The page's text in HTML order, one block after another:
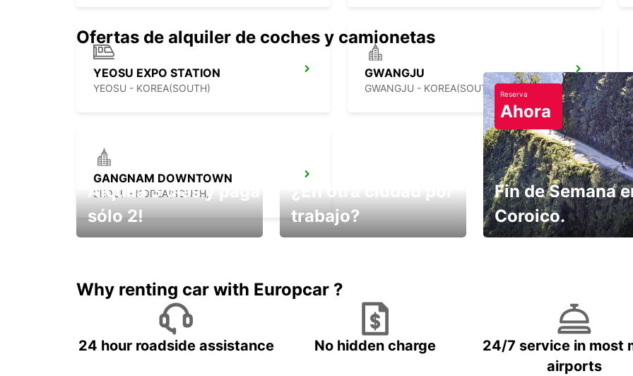
YEOSU EXPO STATION
YEOSU - KOREA(SOUTH)
GWANGJU
GWANGJU - KOREA(SOUTH)
GANGNAM DOWNTOWN
SEOUL - KOREA(SOUTH)
Ofertas de alquiler de coches y camionetas
Alquila 3 días y paga
sólo 2!
¿En otra ciudad por
trabajo?
Reserva
Ahora
Fin de Semana
Coroico.
Why renting car with Europcar ?
24 hour roadside assistance No hidden charge
24/7 service in most
airports